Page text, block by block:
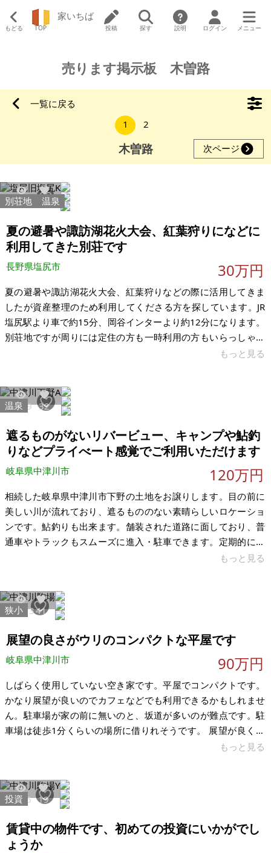
もどる TOP
家いちば
投稿 探す 説明 ログイン メニュー
売ります掲示板 木曽路
一覧に戻る
1
2
木曽路 次ページ
456 2
別荘地 温泉
夏の避暑や諏訪湖花火大会、紅葉狩りになどに
利用してきた別荘です
長野県塩尻市 30万円
夏の避暑や諏訪湖花火大会、紅葉狩りなどの際に活用してきま
したが資産整理のため利用してくださる方を探しています。JR
塩尻駅より車で約15分、岡谷インターより約12分になります。
別荘地ですが周りには定住の方も一時利用の方もいらっしゃい
ます。雨漏り箇所が一か所ありますが洗面器などを置いていま
扇は使用せず、入浴は近くの温泉を利用してきましたので給湯
器も使用していません。現在集中浄化ですが廃止されるため
2028年11月までには浄化槽設置の必要があります。夏は涼しい
です。築年数は経っています。
もっと見る
2209 32
温泉
遮るものがないリバービュー、キャンプや鮎釣
りなどプライべート感覚でご利用いただけます
岐阜県中津川市 120万円
相続した岐阜県中津川市下野の土地をお譲りします。目の前に
美しい川が流れており、遮るもののない素晴らしいロケーショ
ンです。鮎釣りも出来ます。舗装された道路に面しており、普
通車やトラックもスムーズに進入・駐車できます。定期的に草
刈りや伐採をして管理しているため、現在は綺麗な更地です。
なっており、「がけ条例」の規制がかかるため、一般的な住宅
を建てるのは難しい土地です。そのため、家を建てる目的では
なく、「自分だけのプライベートキャンプ場」「川釣りの拠
点」「BBQスペース」「資材・車両置
もっと見る
1047341
狭小
展望の良さがウリのコンパクトな平屋です
岐阜県中津川市 90万円
しばらく使用していない空き家です。平屋でコンパクトです。
かなり展望が良いのでカフェなどでも利用できるかもしれませ
ん。駐車場が家の前に無いのと、坂道が多いのが難点です。駐
車場は徒歩1分くらいの場所に借りれそうです。 展望が良く中
（税込） ※現状有姿、および公簿売買でのお取引きとなりま
す。
もっと見る
4986 19
投資
賃貸中の物件です、初めての投資にいかがでし
ょうか